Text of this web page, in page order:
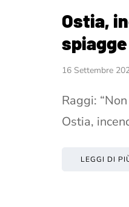
Ostia,
16 Settembre
Raggi:
Ostia,
LEGGI DI